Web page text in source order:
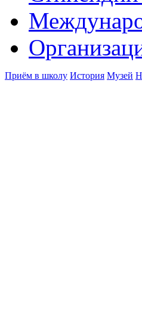
Приём в школу История Музей